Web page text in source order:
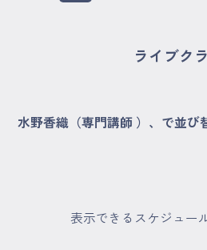
yoggy mommy
ログイン
ライブク
水野香織（専門講師 ）、で並び
表示できるスケジュー